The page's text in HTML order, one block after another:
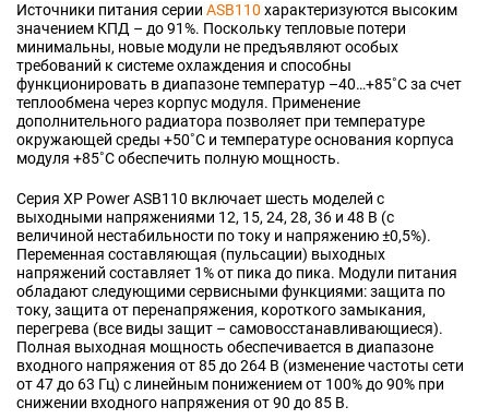
Источники питания серии ASB110 характеризуются высоким
значением КПД – до 91%. Поскольку тепловые потери
минимальны, новые модули не предъявляют особых
требований к системе охлаждения и способны
функционировать в диапазоне температур –40…+85˚C за счет
теплообмена через корпус модуля. Применение
дополнительного радиатора позволяет при температуре
окружающей среды +50˚C и температуре основания корпуса
модуля +85˚C обеспечить полную мощность.
Серия XP Power ASB110 включает шесть моделей с
выходными напряжениями 12, 15, 24, 28, 36 и 48 В (c
величиной нестабильности по току и напряжению ±0,5%).
Переменная составляющая (пульсации) выходных
напряжений составляет 1% от пика до пика. Модули питания
обладают следующими сервисными функциями: защита по
току, защита от перенапряжения, короткого замыкания,
перегрева (все виды защит – самовосстанавливающиеся).
Полная выходная мощность обеспечивается в диапазоне
входного напряжения от 85 до 264 В (изменение частоты сети
от 47 до 63 Гц) с линейным понижением от 100% до 90% при
снижении входного напряжения от 90 до 85 В.